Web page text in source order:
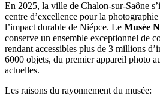
En 2025, la ville de Chalon-sur-Saône
centre d’excellence pour la
l’impact durable de Niépce. Le Musée
conserve un ensemble exceptionnel de
rendant accessibles plus de 3 millions
6000 objets, du premier appareil photo
actuelles.
Les raisons du rayonnement du musée: